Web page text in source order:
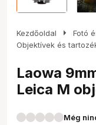
Kezdőoldal arrow_right Fotó
Objektívek és
Laowa
Leica M
Még